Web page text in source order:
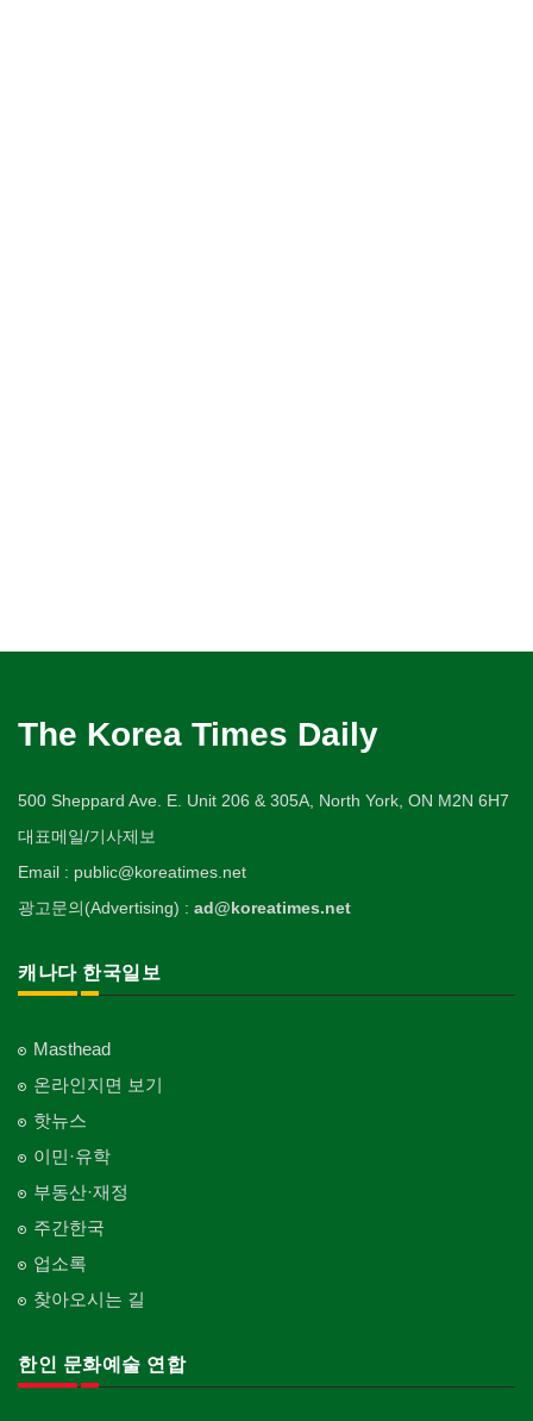
The Korea Times Daily
500 Sheppard Ave. E. Unit 206 & 305A, North York, ON M2N 6H7
대표메일/기사제보
Email : public@koreatimes.net
광고문의(Advertising) : ad@koreatimes.net
캐나다 한국일보
Masthead
온라인지면 보기
핫뉴스
이민·유학
부동산·재정
주간한국
업소록
찾아오시는 길
한인 문화예술 연합